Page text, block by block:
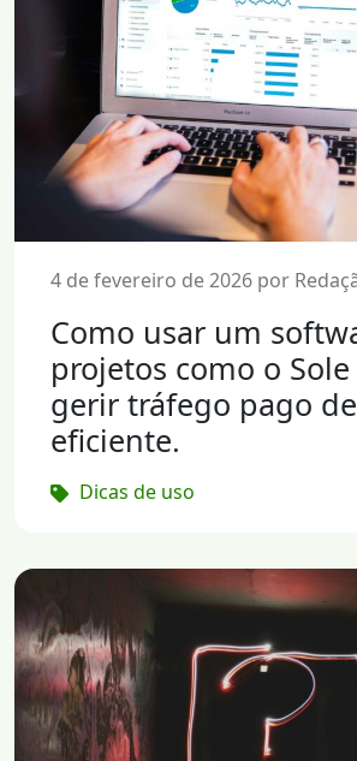
4 de fevereiro de 2026 por
Como usar um
projetos como o
gerir tráfego pago
eficiente.
Dicas de uso